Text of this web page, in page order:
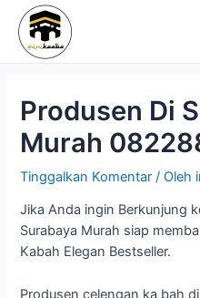
Lewati
konten
Produsen Di
Murah
Tinggalkan Komentar / Oleh
Jika Anda ingin Berkunjung
Surabaya Murah siap
Kabah Elegan Bestseller.
Produsen celengan ka bah
Navigasi
pos